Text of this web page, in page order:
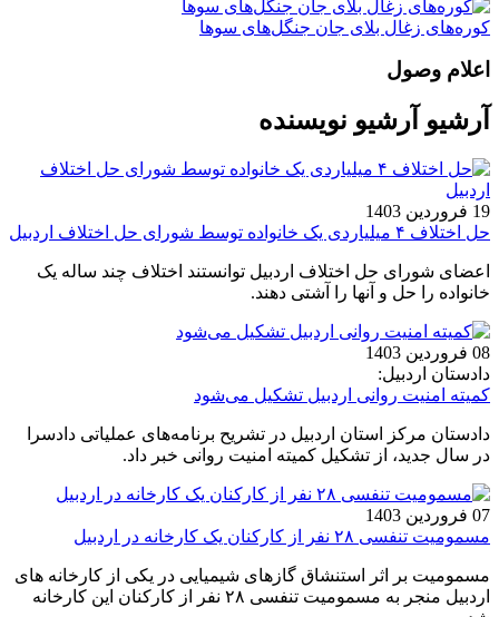
کوره‌های زغال بلای جان جنگل‌های سوها
اعلام وصول
آرشیو آرشیو نویسنده
19 فروردین 1403
حل اختلاف ۴ میلیاردی یک خانواده توسط شورای حل اختلاف اردبیل
اعضای شورای حل اختلاف اردبیل توانستند اختلاف چند ساله یک
خانواده را حل و آنها را آشتی دهند.
08 فروردین 1403
دادستان اردبیل:
کمیته امنیت روانی اردبیل تشکیل می‌شود
دادستان مرکز استان اردبیل در تشریح برنامه‌های عملیاتی دادسرا
در سال جدید، از تشکیل کمیته امنیت روانی خبر داد.
07 فروردین 1403
مسمومیت تنفسی ۲۸ نفر از کارکنان یک کارخانه در اردبیل
مسمومیت بر اثر استنشاق گازهای شیمیایی در یکی از کارخانه های
اردبیل منجر به مسمومیت تنفسی ۲۸ نفر از کارکنان این کارخانه